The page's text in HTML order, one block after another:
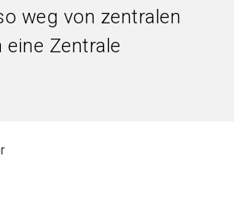
weg von zentralen
Zentrale